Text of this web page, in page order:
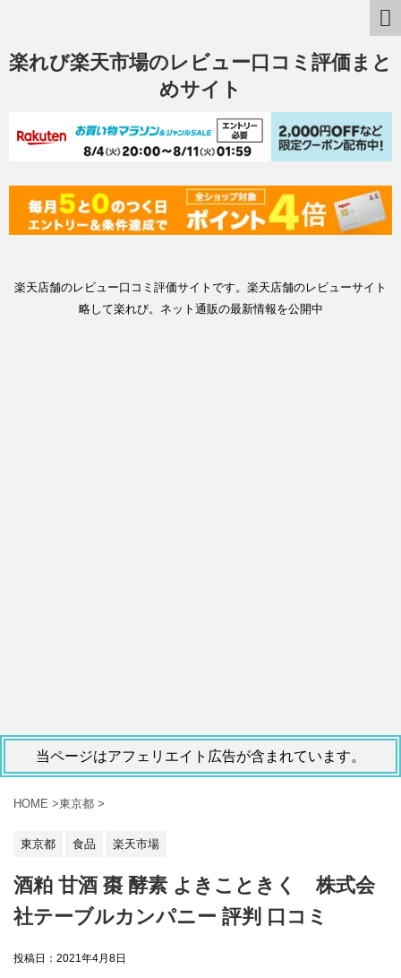
楽れび楽天市場のレビュー口コミ評価まと
めサイト
楽天店舗のレビュー口コミ評価サイトです。楽天店舗のレビューサイト
略して楽れび。ネット通販の最新情報を公開中
当ページはアフェリエイト広告が含まれています。
HOME >東京都 >
東京都 食品 楽天市場
酒粕 甘酒 棗 酵素 よきこときく 株式会
社テーブルカンパニー 評判 口コミ
投稿日： 2021年4月8日